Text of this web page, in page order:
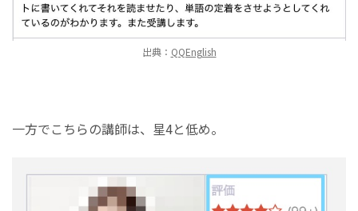
出典： QQEnglish
一方でこちらの講師は、星4と低め。